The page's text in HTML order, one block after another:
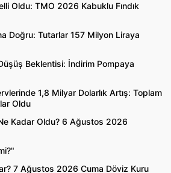
Oldu: TMO 2026 Kabuklu Fındık
Doğru: Tutarlar 157 Milyon Liraya
Beklentisi: İndirim Pompaya
1,8 Milyar Dolarlık Artış: Toplam
Oldu
Kadar Oldu? 6 Ağustos 2026
7 Ağustos 2026 Cuma Döviz Kuru